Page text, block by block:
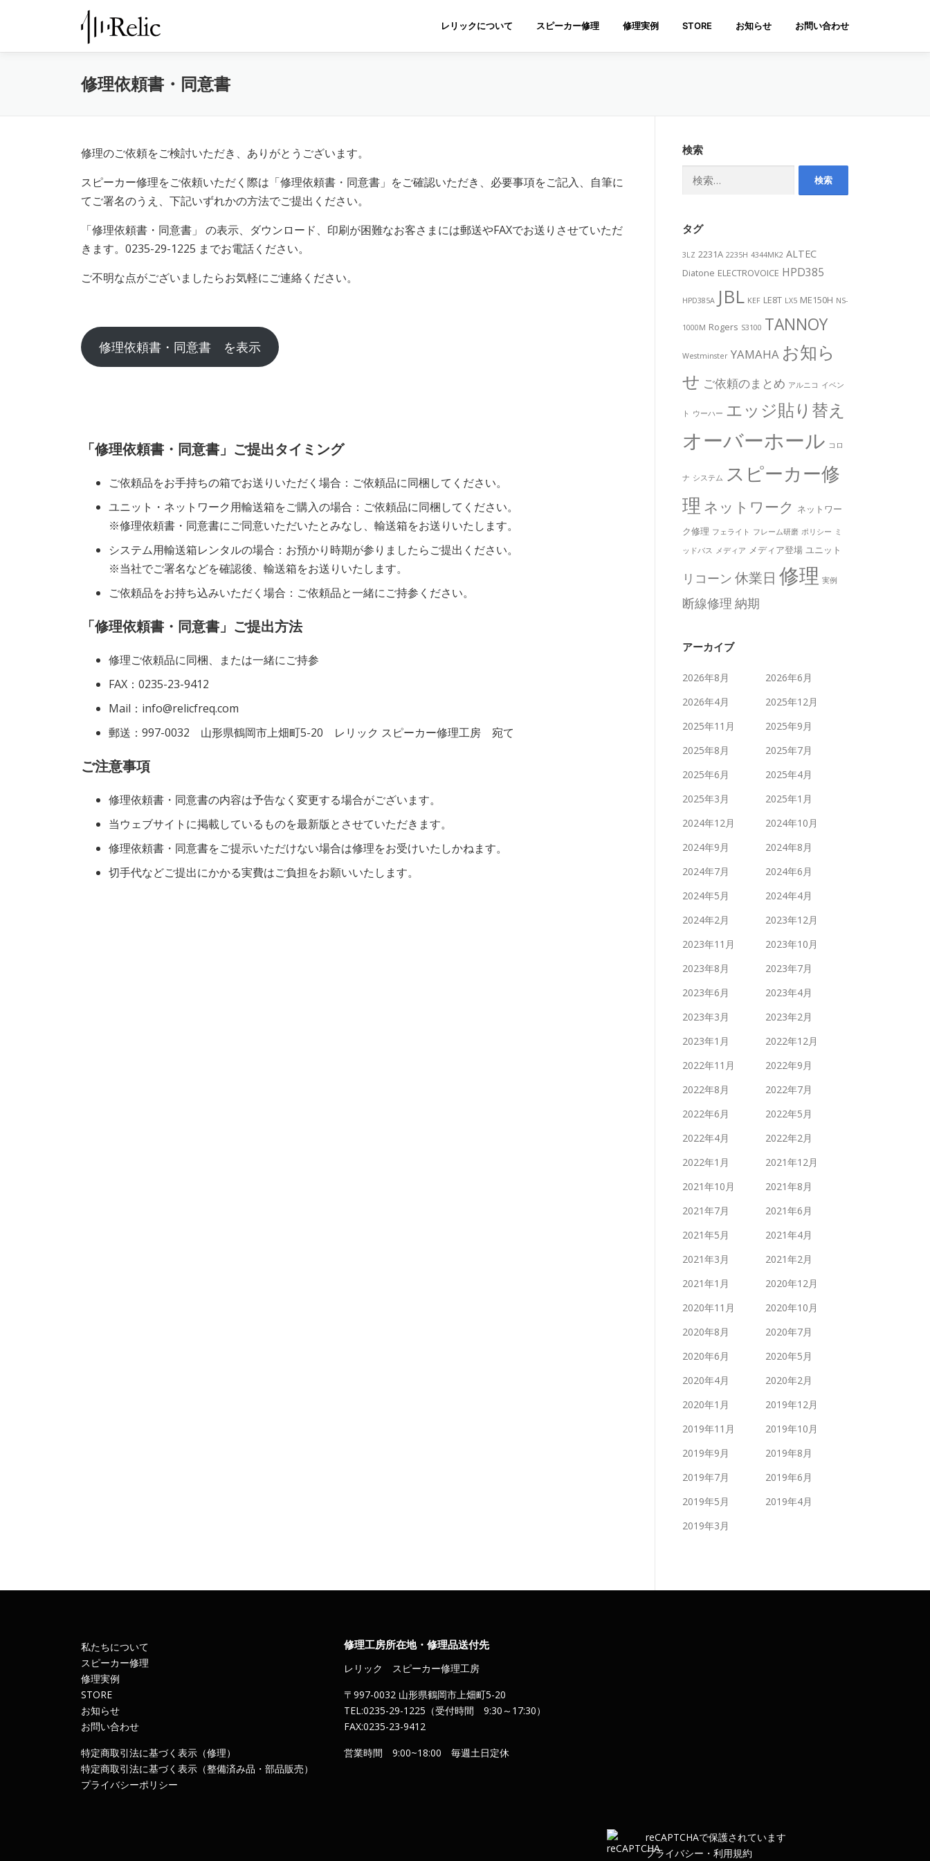
レリックについて スピーカー修理 修理実例 STORE お知らせ お問い合わせ
修理依頼書・同意書
修理のご依頼をご検討いただき、ありがとうございます。
スピーカー修理をご依頼いただく際は「修理依頼書・同意書」をご確認いただき、必要事項をご記入、自筆に
てご署名のうえ、下記いずれかの方法でご提出ください。
「修理依頼書・同意書」 の表示、ダウンロード、印刷が困難なお客さまには郵送やFAXでお送りさせていただ
きます。0235-29-1225 までお電話ください。
ご不明な点がございましたらお気軽にご連絡ください。
修理依頼書・同意書 を表示
「修理依頼書・同意書」ご提出タイミング
ご依頼品をお手持ちの箱でお送りいただく場合：ご依頼品に同梱してください。
ユニット・ネットワーク用輸送箱をご購入の場合：ご依頼品に同梱してください。
※修理依頼書・同意書にご同意いただいたとみなし、輸送箱をお送りいたします。
システム用輸送箱レンタルの場合：お預かり時期が参りましたらご提出ください。
※当社でご署名などを確認後、輸送箱をお送りいたします。
ご依頼品をお持ち込みいただく場合：ご依頼品と一緒にご持参ください。
「修理依頼書・同意書」ご提出方法
修理ご依頼品に同梱、または一緒にご持参
FAX：0235-23-9412
Mail：info@relicfreq.com
郵送：997-0032 山形県鶴岡市上畑町5-20 レリック スピーカー修理工房 宛て
ご注意事項
修理依頼書・同意書の内容は予告なく変更する場合がございます。
当ウェブサイトに掲載しているものを最新版とさせていただきます。
修理依頼書・同意書をご提示いただけない場合は修理をお受けいたしかねます。
切手代などご提出にかかる実費はご負担をお願いいたします。
検索
タグ
3LZ 2231A 2235H 4344MK2 ALTEC
Diatone ELECTROVOICE HPD385
HPD385A JBL KEF LE8T LX5 ME150H NS-
1000M Rogers S3100 TANNOY
Westminster YAMAHA お知ら
せ ご依頼のまとめ アルニコ イベン
ト ウーハー エッジ貼り替え
オーバーホール コロ
ナ システム スピーカー修
理 ネットワーク ネットワー
ク修理 フェライト フレーム研磨 ポリシー ミ
ッドバス メディア メディア登場 ユニット
リコーン 休業日 修理 実例
断線修理 納期
アーカイブ
2026年8月
2026年6月
2026年4月
2025年12月
2025年11月
2025年9月
2025年8月
2025年7月
2025年6月
2025年4月
2025年3月
2025年1月
2024年12月
2024年10月
2024年9月
2024年8月
2024年7月
2024年6月
2024年5月
2024年4月
2024年2月
2023年12月
2023年11月
2023年10月
2023年8月
2023年7月
2023年6月
2023年4月
2023年3月
2023年2月
2023年1月
2022年12月
2022年11月
2022年9月
2022年8月
2022年7月
2022年6月
2022年5月
2022年4月
2022年2月
2022年1月
2021年12月
2021年10月
2021年8月
2021年7月
2021年6月
2021年5月
2021年4月
2021年3月
2021年2月
2021年1月
2020年12月
2020年11月
2020年10月
2020年8月
2020年7月
2020年6月
2020年5月
2020年4月
2020年2月
2020年1月
2019年12月
2019年11月
2019年10月
2019年9月
2019年8月
2019年7月
2019年6月
2019年5月
2019年4月
2019年3月
私たちについて
スピーカー修理
修理実例
STORE
お知らせ
お問い合わせ
特定商取引法に基づく表示（修理）
特定商取引法に基づく表示（整備済み品・部品販売）
プライバシーポリシー
修理工房所在地・修理品送付先
レリック スピーカー修理工房
〒997-0032 山形県鶴岡市上畑町5-20
TEL:0235-29-1225（受付時間 9:30～17:30）
FAX:0235-23-9412
営業時間 9:00~18:00 毎週土日定休
reCAPTCHAで保護されています
プライバシー ・ 利用規約